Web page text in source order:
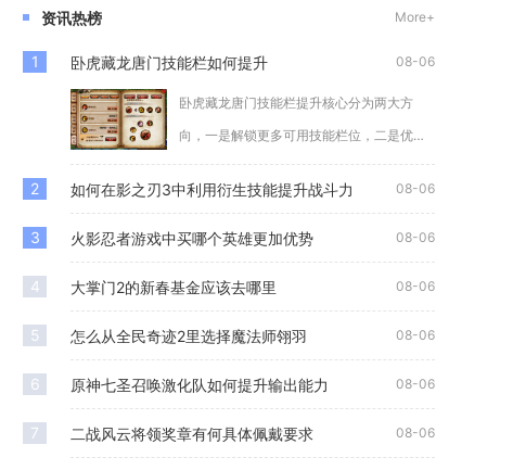
资讯热榜 More+
1 卧虎藏龙唐门技能栏如何提升 08-06
卧虎藏龙唐门技能栏提升核心分为两大方
向，一是解锁更多可用技能栏位，二是优化
栏内技能配置、强化技能实战价值，双管齐
下才能充
2 如何在影之刃3中利用衍生技能提升战斗力 08-06
3 火影忍者游戏中买哪个英雄更加优势 08-06
4 大掌门2的新春基金应该去哪里 08-06
5 怎么从全民奇迹2里选择魔法师翎羽 08-06
6 原神七圣召唤激化队如何提升输出能力 08-06
7 二战风云将领奖章有何具体佩戴要求 08-06